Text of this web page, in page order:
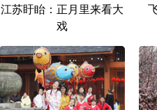
江苏盱眙：正月里来看大
戏